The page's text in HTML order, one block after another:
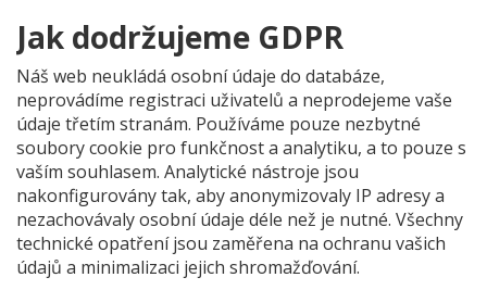
Jak dodržujeme GDPR
Náš web neukládá osobní údaje do databáze,
neprovádíme registraci uživatelů a neprodejeme vaše
údaje třetím stranám. Používáme pouze nezbytné
soubory cookie pro funkčnost a analytiku, a to pouze s
vaším souhlasem. Analytické nástroje jsou
nakonfigurovány tak, aby anonymizovaly IP adresy a
nezachovávaly osobní údaje déle než je nutné. Všechny
technické opatření jsou zaměřena na ochranu vašich
údajů a minimalizaci jejich shromažďování.